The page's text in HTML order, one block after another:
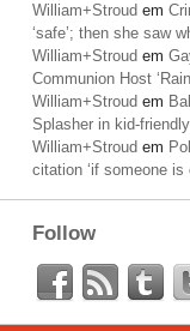
William+Stroud em
‘safe’; then she saw
William+Stroud em
Communion Host
William+Stroud em
Splasher in kid-
William+Stroud em
citation ‘if someone is
Follow